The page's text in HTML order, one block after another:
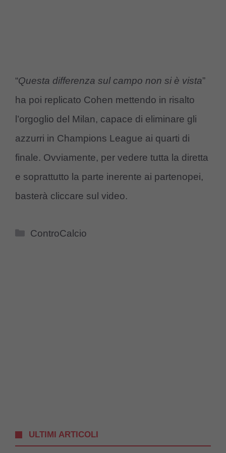
“Questa differenza sul campo non si è vista”
ha poi replicato Cohen mettendo in risalto
l’orgoglio del Milan, capace di eliminare gli
azzurri in Champions League ai quarti di
finale. Ovviamente, per vedere tutta la diretta
e soprattutto la parte inerente ai partenopei,
basterà cliccare sul video.
Categorie
ControCalcio
ULTIMI ARTICOLI